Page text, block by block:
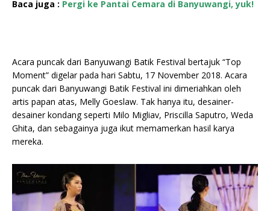
Baca juga : Pergi ke Pantai Cemara di Banyuwangi, yuk!
Acara puncak dari Banyuwangi Batik Festival bertajuk “Top
Moment” digelar pada hari Sabtu, 17 November 2018. Acara
puncak dari Banyuwangi Batik Festival ini dimeriahkan oleh
artis papan atas, Melly Goeslaw. Tak hanya itu, desainer-
desainer kondang seperti Milo Migliav, Priscilla Saputro, Weda
Ghita, dan sebagainya juga ikut memamerkan hasil karya
mereka.